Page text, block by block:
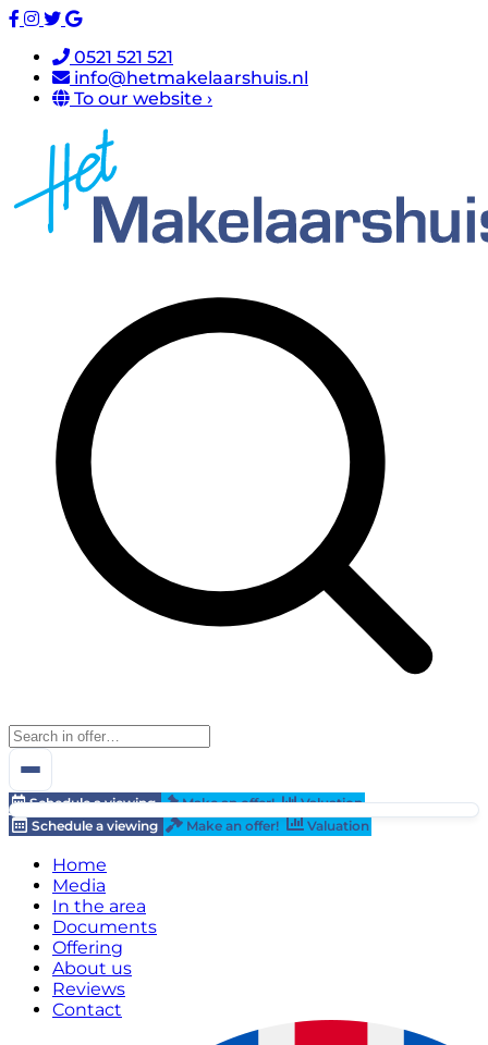
0521 521 521
info@hetmakelaarshuis.nl
To our website ›
Schedule a viewing Make an offer!
Valuation
Schedule a viewing
Make an offer! Valuation
Home
Media
In the area
Documents
Offering
About us
Reviews
Contact